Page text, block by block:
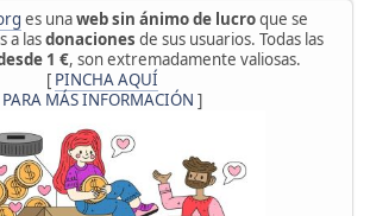
es unaweb sin ánimo de lucroque se
a lasdonaciones de sus usuarios. Todas las
1 €, son extremadamente valiosas.
[ PINCHA AQUÍ
PARA MÁS INFORMACIÓN ]